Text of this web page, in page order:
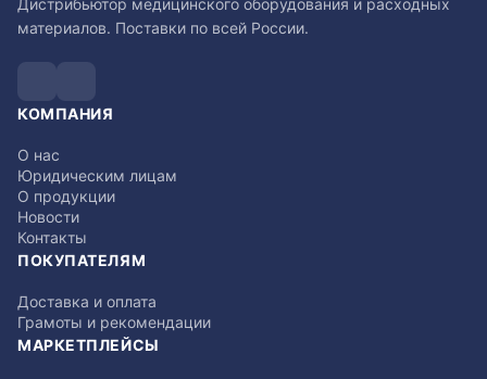
Дистрибьютор медицинского оборудования и расходных
материалов. Поставки по всей России.
КОМПАНИЯ
О нас
Юридическим лицам
О продукции
Новости
Контакты
ПОКУПАТЕЛЯМ
Доставка и оплата
Грамоты и рекомендации
МАРКЕТПЛЕЙСЫ